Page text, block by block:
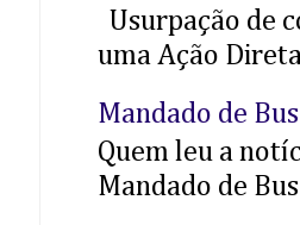
Usurpação de
uma Ação
Mandado de
Quem leu a
Mandado de